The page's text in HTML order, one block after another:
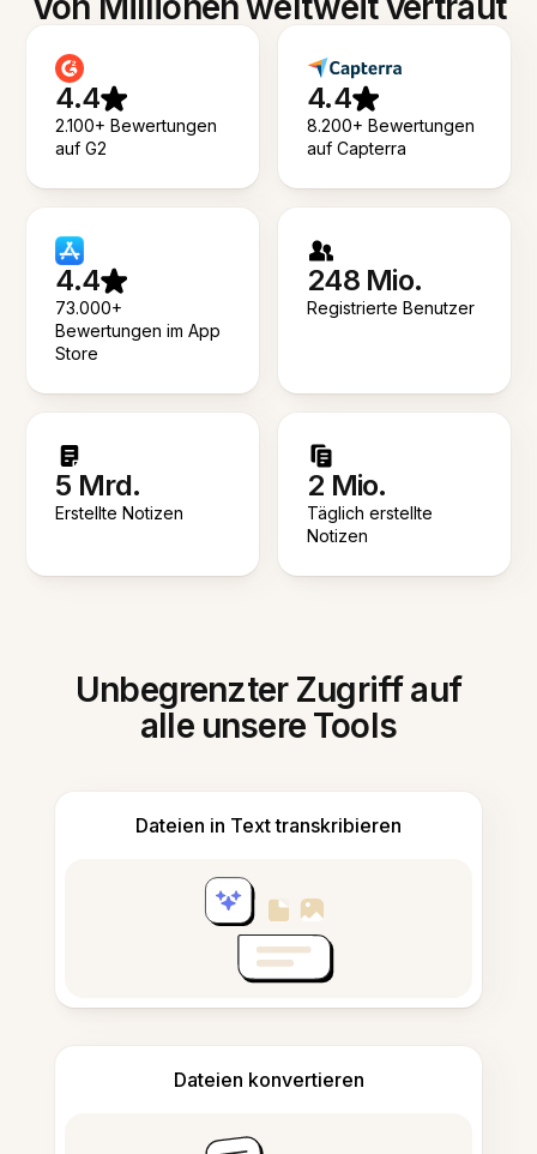
4.4
2.100+ Bewertungen
auf G2
4.4
8.200+ Bewertungen
auf Capterra
4.4
73.000+
Bewertungen im App
Store
248 Mio.
Registrierte Benutzer
5 Mrd.
Erstellte Notizen
2 Mio.
Täglich erstellte
Notizen
Unbegrenzter Zugriff auf
alle unsere Tools
Dateien in Text transkribieren
Dateien konvertieren